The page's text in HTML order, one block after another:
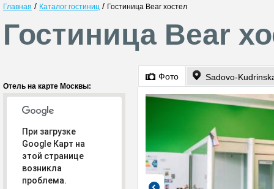
Главная / Каталог гостиниц / Гостиница Bear хостел
Гостиница Bear
Отель на карте Москвы:
При загрузке
Google Карт на
этой странице
возникла
проблема.
Фото Sadovo-